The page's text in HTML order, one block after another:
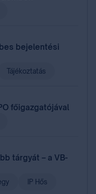
bejelentési
Tájékoztatás
főigazgatójával
tárgyát – a VB-
IP Hős